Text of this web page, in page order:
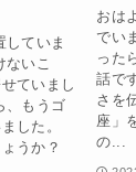
ていま
ないこ
ていまし
、もうゴ
した。
うか？
おは
でい
った
話で
さを
座」
の...